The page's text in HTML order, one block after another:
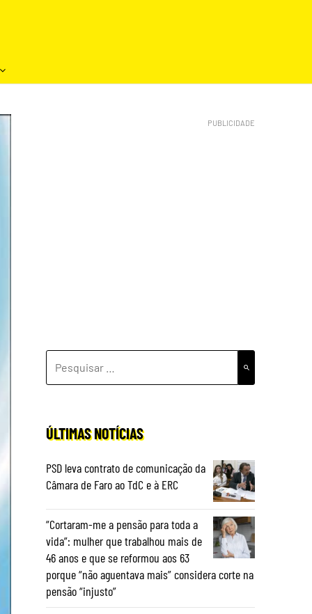
POR:
ÚLTIMAS NOTÍCIAS
PSD leva contrato de comunicação da
Câmara de Faro ao TdC e à ERC
“Cortaram-me a pensão para toda a
vida”: mulher que trabalhou mais de
46 anos e que se reformou aos 63
porque “não aguentava mais” considera corte na
pensão “injusto”